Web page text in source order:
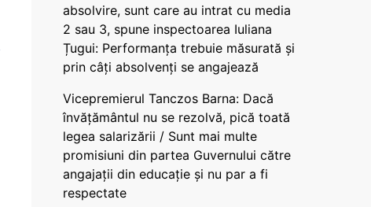
absolvire, sunt care au intrat cu media
2 sau 3, spune inspectoarea Iuliana
Țugui: Performanța trebuie măsurată și
prin câți absolvenți se angajează
Vicepremierul Tanczos Barna: Dacă
învățământul nu se rezolvă, pică toată
legea salarizării / Sunt mai multe
promisiuni din partea Guvernului către
angajații din educație și nu par a fi
respectate